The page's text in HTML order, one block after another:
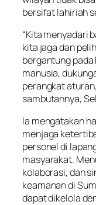
bersifat lahiriah
“Kita menyadari
kita jaga dan
bergantung
manusia,
perangkat
sambutannya,
Ia mengatakan
menjaga
personel di
masyarakat.
kolaborasi, dan
keamanan di
dapat dikelola